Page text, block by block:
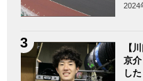
2024
【
京
し